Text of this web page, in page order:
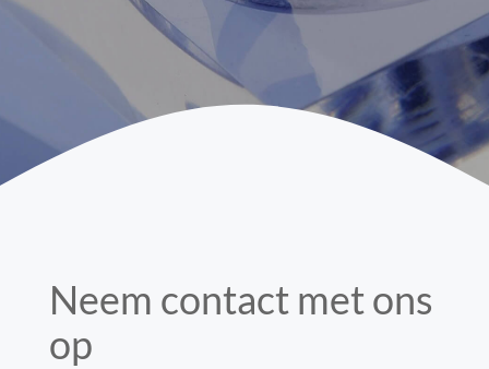
Neem contact met ons
op